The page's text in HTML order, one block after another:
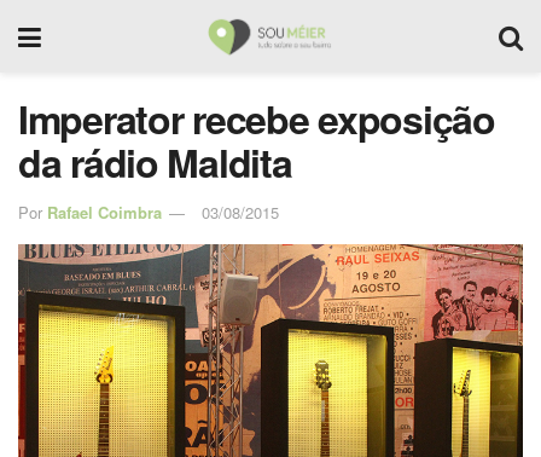
Imperator recebe exposição
da rádio Maldita
Por Rafael Coimbra 03/08/2015